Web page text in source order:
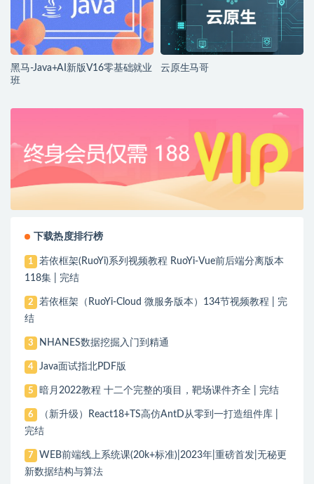
黑马-Java+AI新版V16零基础就业
班
云原生马哥
下载热度排行榜
1
若依框架(RuoYi)系列视频教程 RuoYi-Vue前后端分离版本
118集 | 完结
2
若依框架（RuoYi-Cloud 微服务版本）134节视频教程 | 完
结
3 NHANES数据挖掘入门到精通
4 Java面试指北PDF版
5 暗月2022教程 十二个完整的项目，靶场课件齐全 | 完结
6
（新升级）React18+TS高仿AntD从零到一打造组件库 |
完结
7
WEB前端线上系统课(20k+标准)|2023年|重磅首发|无秘更
新数据结构与算法